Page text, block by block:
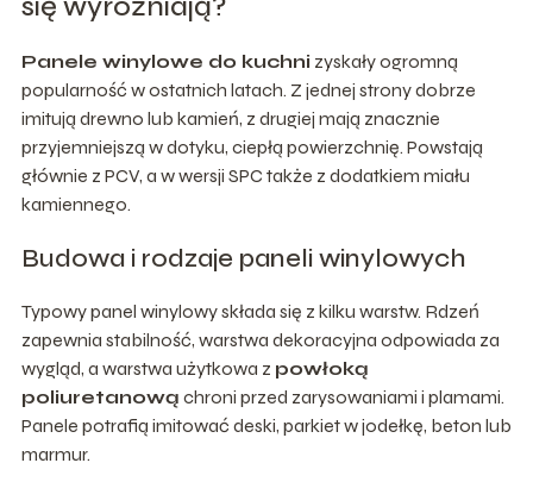
Panele winylowe do kuchni zyskały ogromną
popularność w ostatnich latach. Z jednej strony dobrze
imitują drewno lub kamień, z drugiej mają znacznie
przyjemniejszą w dotyku, ciepłą powierzchnię. Powstają
głównie z PCV, a w wersji SPC także z dodatkiem miału
kamiennego.
Budowa i rodzaje paneli winylowych
Typowy panel winylowy składa się z kilku warstw. Rdzeń
zapewnia stabilność, warstwa dekoracyjna odpowiada za
wygląd, a warstwa użytkowa z powłoką
poliuretanową chroni przed zarysowaniami i plamami.
Panele potrafią imitować deski, parkiet w jodełkę, beton lub
marmur.